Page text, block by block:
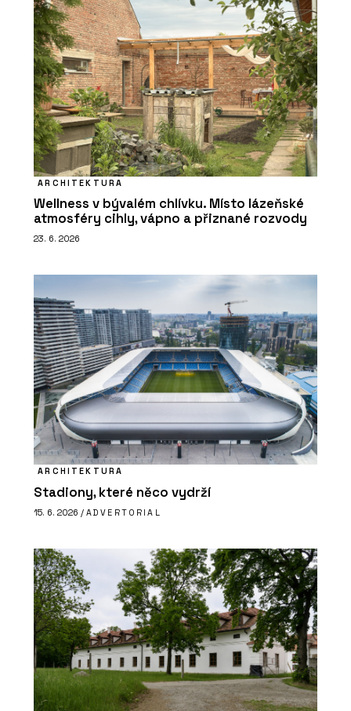
ARCHITEKTURA
Wellness v bývalém chlívku. Místo lázeňské
atmosféry cihly, vápno a přiznané rozvody
23. 6. 2026
ARCHITEKTURA
Stadiony, které něco vydrží
15. 6. 2026 / ADVERTORIAL